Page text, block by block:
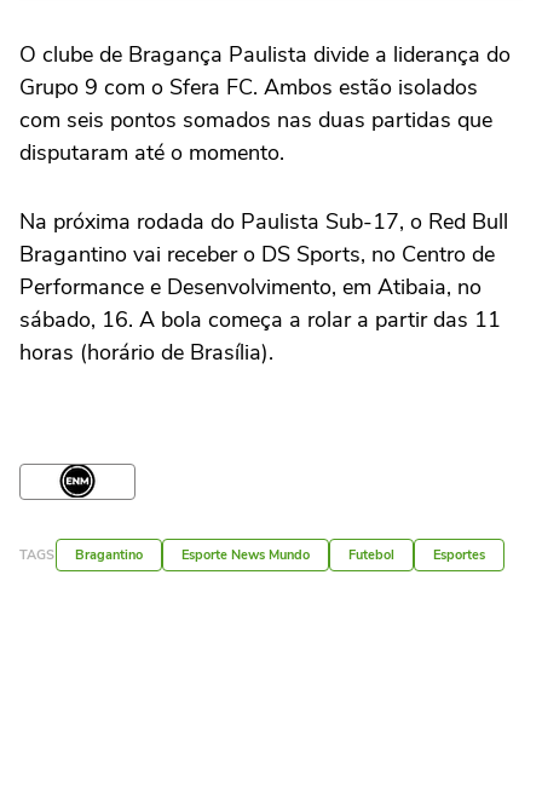
O clube de Bragança Paulista divide a liderança do
Grupo 9 com o Sfera FC. Ambos estão isolados
com seis pontos somados nas duas partidas que
disputaram até o momento.
Na próxima rodada do Paulista Sub-17, o Red Bull
Bragantino vai receber o DS Sports, no Centro de
Performance e Desenvolvimento, em Atibaia, no
sábado, 16. A bola começa a rolar a partir das 11
horas (horário de Brasília).
TAGS Bragantino Esporte News Mundo Futebol Esportes